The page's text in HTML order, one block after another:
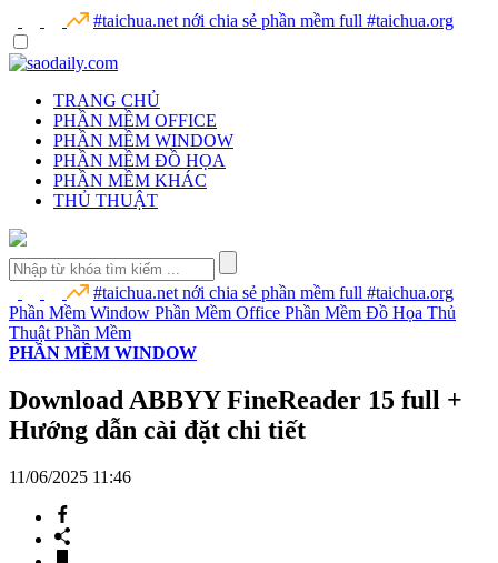
#taichua.net nới chia sẻ phần mềm full #taichua.org
TRANG CHỦ
PHẦN MỀM OFFICE
PHẦN MỀM WINDOW
PHẦN MỀM ĐỒ HỌA
PHẦN MỀM KHÁC
THỦ THUẬT
#taichua.net nới chia sẻ phần mềm full #taichua.org
Phần Mềm Window Phần Mềm Office Phần Mềm Đồ Họa Thủ
Thuật Phần Mềm
PHẦN MỀM WINDOW
Download ABBYY FineReader 15 full +
Hướng dẫn cài đặt chi tiết
11/06/2025 11:46